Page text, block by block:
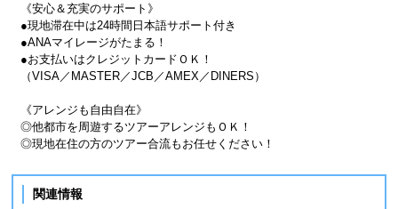
《安心＆充実のサポート》
●現地滞在中は24時間日本語サポート付き
●ANAマイレージがたまる！
●お支払いはクレジットカードＯＫ！
（VISA／MASTER／JCB／AMEX／DINERS）
《アレンジも自由自在》
◎他都市を周遊するツアーアレンジもＯＫ！
◎現地在住の方のツアー合流もお任せください！
関連情報